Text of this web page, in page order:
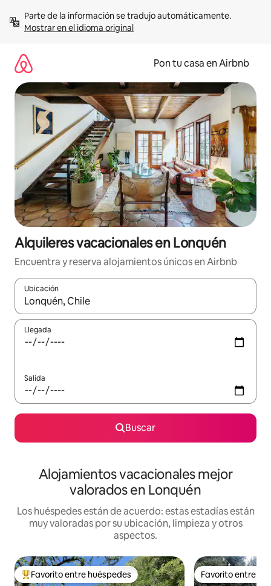
contenidoMostrar en el idioma original
Pon tu casa en Airbnb
Alquileres vacacionales en Lonquén
Encuentra y reserva alojamientos únicos en Airbnb
Ubicación
Cuando los resultados estén disponibles, navega con las
Llegada
Salida
Buscar
Alojamientos vacacionales mejor
valorados en Lonquén
Los huéspedes están de acuerdo: estas estadías están
muy valoradas por su ubicación, limpieza y otros
aspectos.
Favorito entre huéspedes preferido
Favorito entre huéspedes Favorito entre
Favorito entre